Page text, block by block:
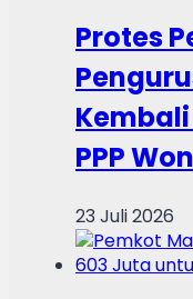
Protes
PPP
23 Juli 2026